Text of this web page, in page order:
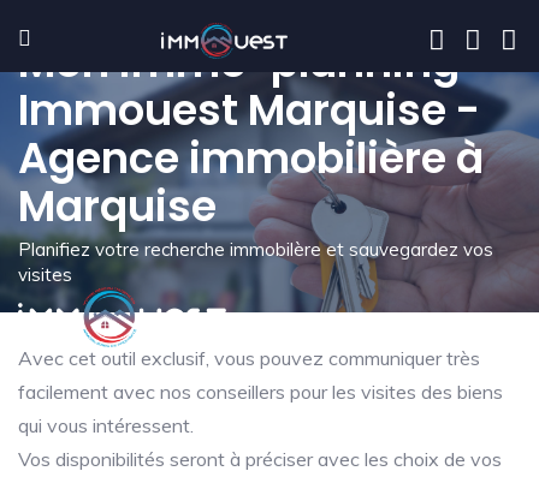
Mon immo-planning -
Immouest Marquise -
Agence immobilière à
Marquise
Planifiez votre recherche immobilère et sauvegardez vos
visites
Avec cet outil exclusif, vous pouvez communiquer très
facilement avec nos conseillers pour les visites des biens
qui vous intéressent.
Vos disponibilités seront à préciser avec les choix de vos